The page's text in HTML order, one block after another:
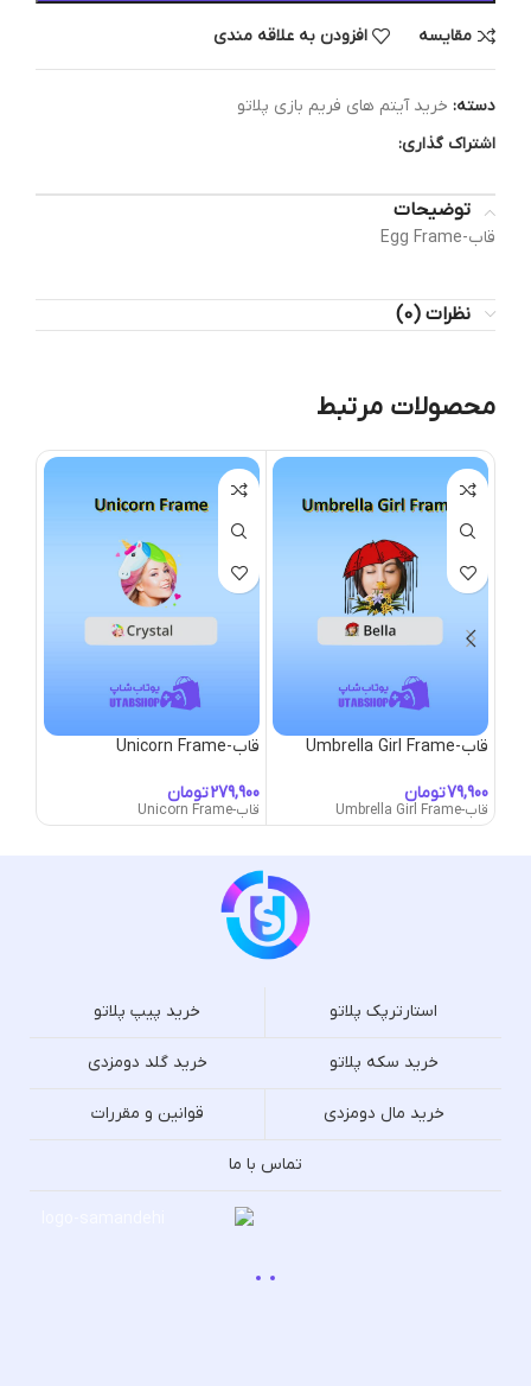
مقایسه افزودن به علاقه مندی
دسته: خرید آیتم های فریم بازی پلاتو
اشتراک گذاری:
توضیحات
قاب-Egg Frame
نظرات (0)
محصولات مرتبط
قاب-Umbrella Girl Frame
تومان
قاب-Umbrella Girl Frame
قاب-Unicorn Frame
تومان
قاب-Unicorn Frame
استارترپک پلاتو خرید پیپ پلاتو
خرید سکه پلاتو خرید گلد دومزدی
خرید مال دومزدی قوانین و مقررات
تماس با ما